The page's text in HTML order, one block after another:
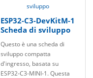
ESP32-C3-DevKitM-1
Scheda di sviluppo
Questo è una scheda di
sviluppo compatta
d'ingresso, basata su
ESP32-C3-MINI-1. Questa